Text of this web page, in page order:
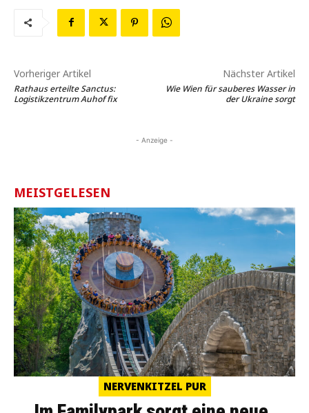
Vorheriger Artikel
Rathaus erteilte Sanctus:
Logistikzentrum Auhof fix
Nächster Artikel
Wie Wien für sauberes Wasser in
der Ukraine sorgt
- Anzeige -
MEISTGELESEN
NERVENKITZEL PUR